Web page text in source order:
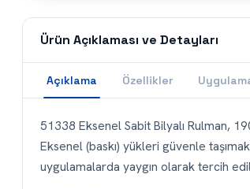
Ürün Açıklaması ve Detayları
Açıklama Özellikler
51338 Eksenel Sabit Bilyalı Rulman,
Eksenel (baskı) yükleri güvenle
uygulamalarda yaygın olarak tercih